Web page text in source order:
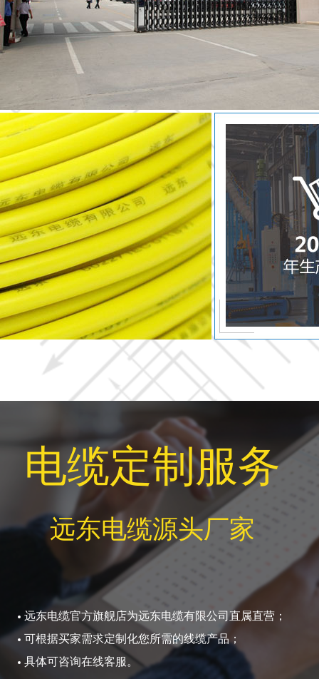
电缆定制服务
远东电缆源头厂家
远东电缆官方旗舰店为远东电缆有限公司直属直营；
可根据买家需求定制化您所需的线缆产品；
具体可咨询在线客服。